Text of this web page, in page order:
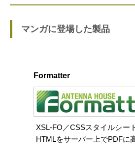
マンガに登場した製品
Formatter
XSL-FO／CSSスタイルシー
HTMLをサーバー上でPDFに